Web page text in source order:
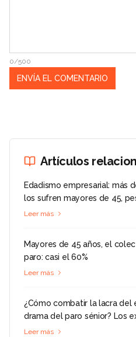
0/500
Artículos
Edadismo empresarial: más
los sufren mayores de 45,
Leer más
Mayores de 45 años, el
paro: casi el 60%
Leer más
¿Cómo combatir la lacra del
drama del paro sénior? Los
Leer más